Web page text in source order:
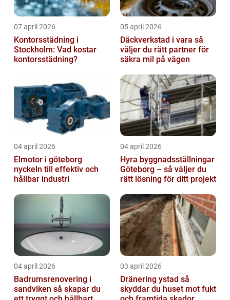
07 april 2026
Kontorsstädning i
Stockholm: Vad kostar
kontorsstädning?
05 april 2026
Däckverkstad i vara så
väljer du rätt partner för
säkra mil på vägen
04 april 2026
Elmotor i göteborg
nyckeln till effektiv och
hållbar industri
04 april 2026
Hyra byggnadsställningar
Göteborg – så väljer du
rätt lösning för ditt projekt
04 april 2026
Badrumsrenovering i
sandviken så skapar du
03 april 2026
Dränering ystad så
skyddar du huset mot fukt